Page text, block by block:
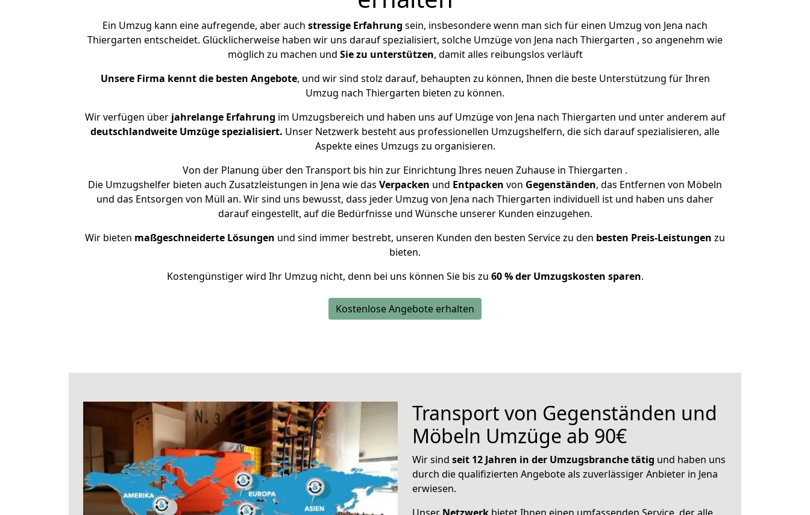
Ein Umzug kann eine aufregende, aber auch stressige Erfahrung sein, insbesondere wenn man sich für einen Umzug von Jena nach
Thiergarten entscheidet. Glücklicherweise haben wir uns darauf spezialisiert, solche Umzüge von Jena nach Thiergarten , so angenehm wie
möglich zu machen und Sie zu unterstützen, damit alles reibungslos verläuft
Unsere Firma kennt die besten Angebote, und wir sind stolz darauf, behaupten zu können, Ihnen die beste Unterstützung für Ihren
Umzug nach Thiergarten bieten zu können.
Wir verfügen überjahrelange Erfahrung im Umzugsbereich und haben uns auf Umzüge von Jena nach Thiergarten und unter anderem auf
deutschlandweite Umzüge spezialisiert. Unser Netzwerk besteht aus professionellen Umzugshelfern, die sich darauf spezialisieren, alle
Aspekte eines Umzugs zu organisieren.
Von der Planung über den Transport bis hin zur Einrichtung Ihres neuen Zuhause in Thiergarten .
Die Umzugshelfer bieten auch Zusatzleistungen in Jena wie das Verpacken und Entpacken von Gegenständen, das Entfernen von Möbeln
und das Entsorgen von Müll an. Wir sind uns bewusst, dass jeder Umzug von Jena nach Thiergarten individuell ist und haben uns daher
darauf eingestellt, auf die Bedürfnisse und Wünsche unserer Kunden einzugehen.
Wir bieten maßgeschneiderte Lösungen und sind immer bestrebt, unseren Kunden den besten Service zu den besten Preis-Leistungen zu
bieten.
Kostengünstiger wird Ihr Umzug nicht, denn bei uns können Sie bis zu 60 % der Umzugskosten sparen.
Kostenlose Angebote erhalten
Transport von Gegenständen und
Möbeln Umzüge ab 90€
Wir sind seit 12 Jahren in der Umzugsbranche tätig und haben uns
durch die qualifizierten Angebote als zuverlässiger Anbieter in Jena
erwiesen.